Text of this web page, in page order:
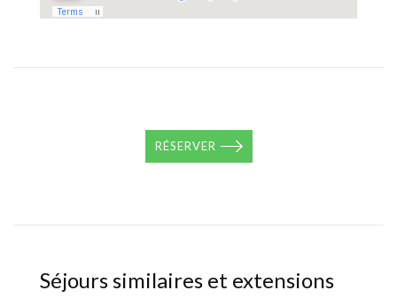
RÉSERVER
Séjours similaires et extensions